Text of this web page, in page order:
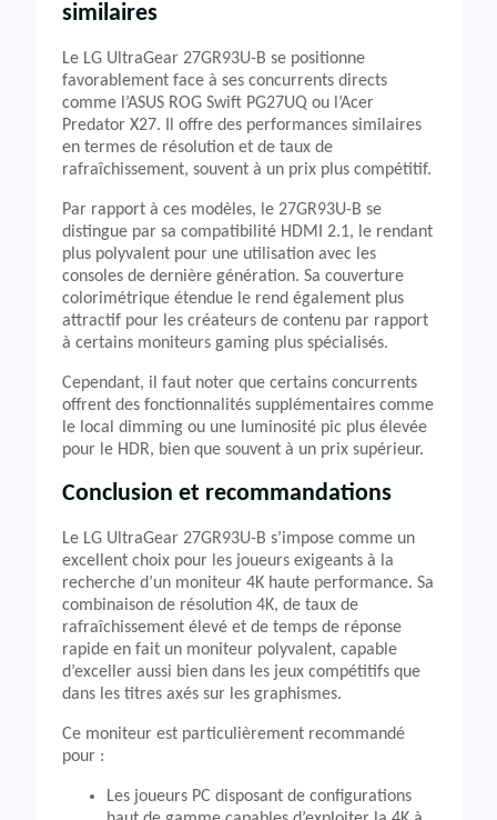
similaires
Le LG UltraGear 27GR93U-B se positionne
favorablement face à ses concurrents directs
comme l’ASUS ROG Swift PG27UQ ou l’Acer
Predator X27. Il offre des performances similaires
en termes de résolution et de taux de
rafraîchissement, souvent à un prix plus compétitif.
Par rapport à ces modèles, le 27GR93U-B se
distingue par sa compatibilité HDMI 2.1, le rendant
plus polyvalent pour une utilisation avec les
consoles de dernière génération. Sa couverture
colorimétrique étendue le rend également plus
attractif pour les créateurs de contenu par rapport
à certains moniteurs gaming plus spécialisés.
Cependant, il faut noter que certains concurrents
offrent des fonctionnalités supplémentaires comme
le local dimming ou une luminosité pic plus élevée
pour le HDR, bien que souvent à un prix supérieur.
Conclusion et recommandations
Le LG UltraGear 27GR93U-B s’impose comme un
excellent choix pour les joueurs exigeants à la
recherche d’un moniteur 4K haute performance. Sa
combinaison de résolution 4K, de taux de
rafraîchissement élevé et de temps de réponse
rapide en fait un moniteur polyvalent, capable
d’exceller aussi bien dans les jeux compétitifs que
dans les titres axés sur les graphismes.
Ce moniteur est particulièrement recommandé
pour :
Les joueurs PC disposant de configurations